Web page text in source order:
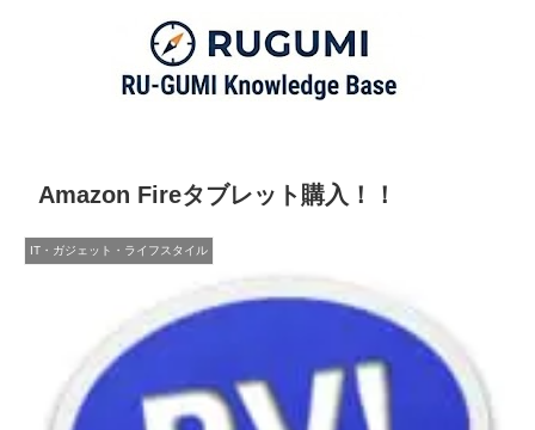
Amazon Fireタブレット購入！！
IT・ガジェット・ライフスタイル